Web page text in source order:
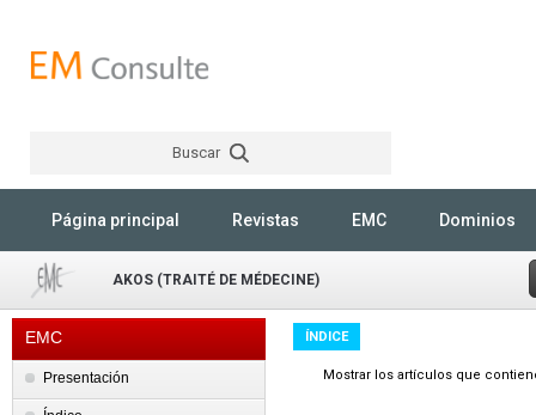
Buscar
Página principal Revistas EMC Dominios
AKOS (TRAITÉ DE MÉDECINE)
EMC
Presentación
ÍNDICE
Mostrar los artículos que